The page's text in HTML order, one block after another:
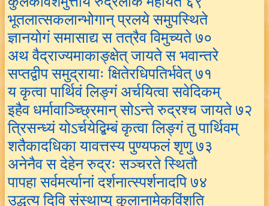
भूतलात्सकलान्भोगान् प्रलये समुपस्थिते
ज्ञानयोगं समासाद्य स तत्रैव विमुच्यते ७०
अथ वैद्राज्यमाकाङ्क्षेत् जायते स भवान्तरे
सप्तद्वीप समुद्रायाः क्षितेरधिपतिर्भवेत् ७१
य कृत्वा पार्थिवं लिङ्गं अर्चयित्वा सवेदिकम्
इहैव धर्मावाञ्च्छ्रिमान् सोऽन्ते रुद्रश्च जायते ७२
त्रिसन्ध्यं योऽर्चयेद्बिम्बं कृत्वा लिङ्गं तु पार्थिवम्
शतैकादधिका यावत्तस्य पुण्यफलं शृणु ७३
अनेनैव स देहेन रुद्रः सञ्चरते स्थितौ
पापहा सर्वमर्त्यानां दर्शनात्स्पर्शनादपि ७४
उद्धृत्य दिवि संस्थाप्य् कुलानामेकविंशति